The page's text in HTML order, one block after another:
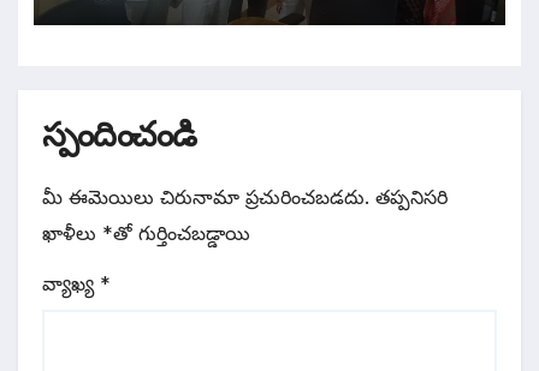
స్పందించండి
మీ ఈమెయిలు చిరునామా ప్రచురించబడదు. తప్పనిసరి
ఖాళీలు *‌తో గుర్తించబడ్డాయి
వ్యాఖ్య *